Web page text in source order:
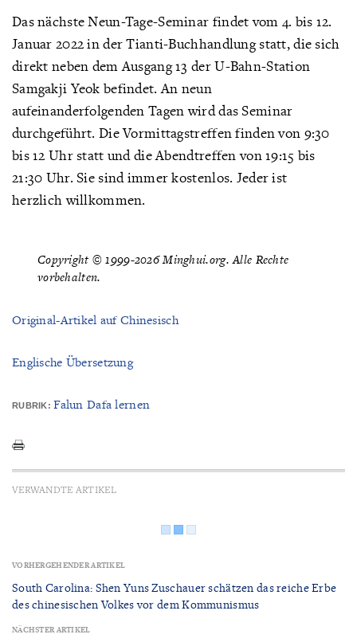
Das nächste Neun-Tage-Seminar findet vom 4. bis 12.
Januar 2022 in der Tianti-Buchhandlung statt, die sich
direkt neben dem Ausgang 13 der U-Bahn-Station
Samgakji Yeok befindet. An neun
aufeinanderfolgenden Tagen wird das Seminar
durchgeführt. Die Vormittagstreffen finden von 9:30
bis 12 Uhr statt und die Abendtreffen von 19:15 bis
21:30 Uhr. Sie sind immer kostenlos. Jeder ist
herzlich willkommen.
Copyright © 1999-2026 Minghui.org. Alle Rechte
vorbehalten.
Original-Artikel auf Chinesisch
Englische Übersetzung
RUBRIK: Falun Dafa lernen
VERWANDTE ARTIKEL
VORHERGEHENDER ARTIKEL
South Carolina: Shen Yuns Zuschauer schätzen das reiche Erbe
des chinesischen Volkes vor dem Kommunismus
NÄCHSTER ARTIKEL